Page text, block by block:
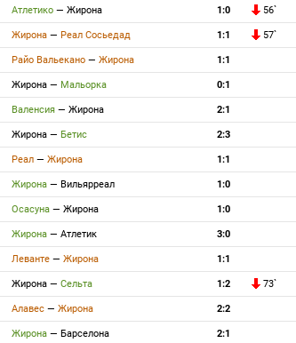
Атлетико — Жирона 1:0 56`
Жирона — Реал Сосьедад 1:1 57`
Райо Вальекано — Жирона 1:1
Жирона — Мальорка 0:1
Валенсия — Жирона 2:1
Жирона — Бетис 2:3
Реал — Жирона 1:1
Жирона — Вильярреал 1:0
Осасуна — Жирона 1:0
Жирона — Атлетик 3:0
Леванте — Жирона 1:1
Жирона — Сельта 1:2 73`
Алавес — Жирона 2:2
Жирона — Барселона 2:1